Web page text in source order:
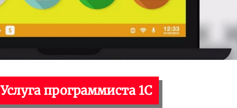
Услуга программиста 1С